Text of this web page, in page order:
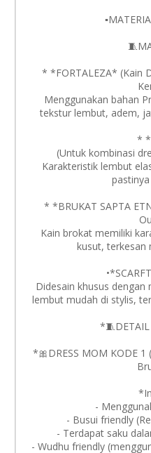
* *FORTALEZA* (Kain
Menggunakan bahan
tekstur lembut, adem,
*
(Untuk kombinasi
Karakteristik lembut
* *BRUKAT SAPTA
Kain brokat memiliki
kusut, terkesan
Didesain khusus
lembut mudah di stylis,
*🧵DETAIL
*🎀DRESS MOM KODE
-
- Busui friendly
- ⁠Terdapat saku
- Wudhu friendly